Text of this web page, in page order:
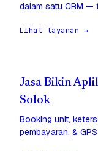
dalam satu CRM —
Lihat layanan →
Jasa Bikin
Solok
Booking unit,
pembayaran, &